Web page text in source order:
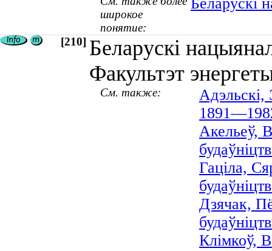
широкое
понятие:
Беларускі
[210] Беларускі
Факультэт
См. также:
Адэльскі,
Акельеў,
Гаціла,
Дзячак,
Клімкоў,